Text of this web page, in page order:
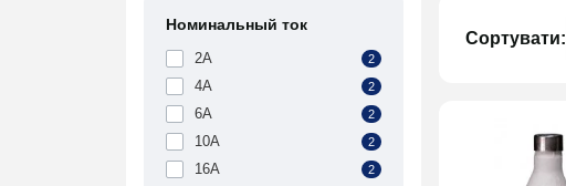
Номинальный ток
2A 2
4A 2
6A 2
10A 2
16A 2
Сортувати: